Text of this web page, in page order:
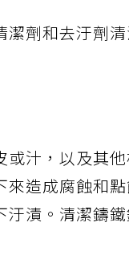
潔劑和去汙劑
或汁，以及其
來造成腐蝕和
汙漬。清潔鑄